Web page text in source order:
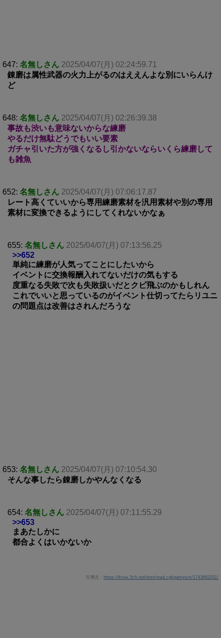
647: 名無しさん 2025/04/07(月) 02:24:59.71
錬磨は属性武器の火力上がるのはええんよな別にいらんけ
ど
648: 名無しさん 2025/04/07(月) 02:26:39.38
事故も渋いも意味ないからな練磨
やるだけ無駄どうでもいい要素
ガチャ引いた方が強くなるし引かないならいくら練磨して
も雑魚
652: 名無しさん 2025/04/07(月) 07:06:17.87
レート高くていいから専用練磨素材を汎用素材や別の専用
素材に変換できるようにしてくれないかなぁ
655: 名無しさん 2025/04/07(月) 07:13:56.25
>>652
単純に練磨が人気ってことにしたいから
イベントに交換報酬入れてないだけの気もする
度重なる失敗で次も失敗扱いだとクビ飛ぶのかもしれん
これでいいと思っているのがイベント仕切ってたらリユニ
の問題点は改善はされんだろうな
653: 名無しさん 2025/04/07(月) 07:10:54.30
そんな事したら錬磨しかやんなくなる
654: 名無しさん 2025/04/07(月) 07:11:55.29
>>653
まあたしかに
都合よくはいかないか
引用元： https://krsw.5ch.net/test/read.cgi/gamesm/1743662011/